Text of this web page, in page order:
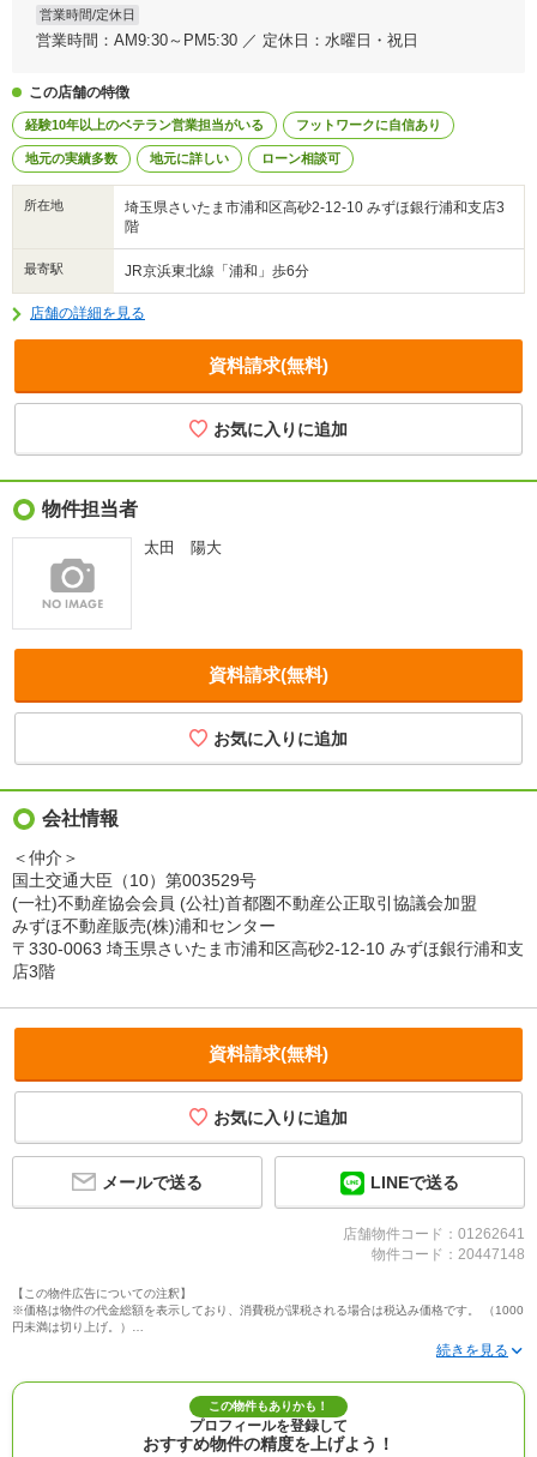
営業時間/定休日
営業時間：AM9:30～PM5:30 ／ 定休日：水曜日・祝日
この店舗の特徴
経験10年以上のベテラン営業担当がいる フットワークに自信あり
地元の実績多数 地元に詳しい ローン相談可
所在地
埼玉県さいたま市浦和区高砂2-12-10 みずほ銀行浦和支店3
階
最寄駅 JR京浜東北線「浦和」歩6分
店舗の詳細を見る
資料請求(無料)
物件担当者
太田 陽大
資料請求(無料)
会社情報
＜仲介＞
国土交通大臣（10）第003529号
(一社)不動産協会会員 (公社)首都圏不動産公正取引協議会加盟
みずほ不動産販売(株)浦和センター
〒330-0063 埼玉県さいたま市浦和区高砂2-12-10 みずほ銀行浦和支
店3階
資料請求(無料)
メールで送る LINEで送る
店舗物件コード：01262641
物件コード：20447148
【この物件広告についての注釈】
※価格は物件の代金総額を表示しており、消費税が課税される場合は税込み価格です。 （1000
円未満は切り上げ。）
※写真に写っている、またはパース（絵）や間取り図に描かれている家具や車などは、特にコ
※建築条件付き土地価格には、建物価格は含まれません。
※物件情報は、原則として情報提供日の２日前に最終確認した情報です。
※完成予想図はいずれも外構、植栽、外観等実際のものとは多少異なることがあります。
※モデルルーム・モデルハウス・展示場・ショールームの画像の場合、今回販売の物件と異な
この物件もありかも！
プロフィールを登録して
おすすめ物件の精度を上げよう！